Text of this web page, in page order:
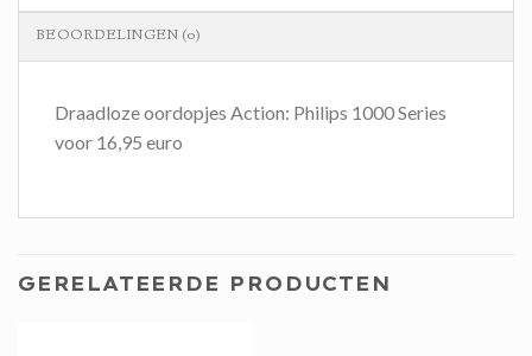
BEOORDELINGEN (0)
Draadloze oordopjes Action: Philips 1000 Series
voor 16,95 euro
GERELATEERDE PRODUCTEN